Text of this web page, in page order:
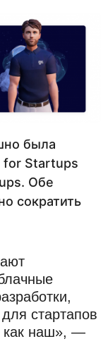
была
for Startups
Обе
сократить
стартапов
как наш», —